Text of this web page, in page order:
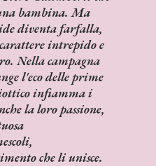
bambina. Ma
diventa farfalla,
intrepido e
Nella campagna
l'eco delle prime
infiamma i
la loro passione,
che li unisce.